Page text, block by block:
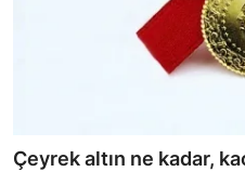
Çeyrek altın ne kadar,